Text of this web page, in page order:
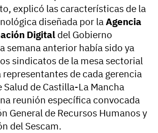
explicó las características de la
diseñada por laAgencia
Digital del Gobierno
semana anterior había sido ya
sindicatos de la mesa sectorial
representantes de cada gerencia
Salud de Castilla-La Mancha
reunión específica convocada
General de Recursos Humanos y
del Sescam.